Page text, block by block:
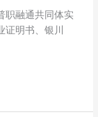
职融通共同体实
证明书、银川